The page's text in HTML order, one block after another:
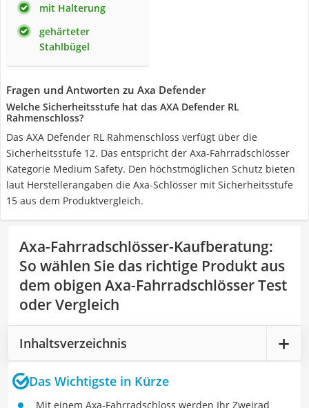
mit Halterung
gehärteter
Stahlbügel
Fragen und Antworten zu Axa Defender
Welche Sicherheitsstufe hat das AXA Defender RL
Rahmenschloss?
Das AXA Defender RL Rahmenschloss verfügt über die
Sicherheitsstufe 12. Das entspricht der Axa-Fahrradschlösser
Kategorie Medium Safety. Den höchstmöglichen Schutz bieten
laut Herstellerangaben die Axa-Schlösser mit Sicherheitsstufe
15 aus dem Produktvergleich.
Axa-Fahrradschlösser-Kaufberatung:
So wählen Sie das richtige Produkt aus
dem obigen Axa-Fahrradschlösser Test
oder Vergleich
Inhaltsverzeichnis
Das Wichtigste in Kürze
Mit einem Axa-Fahrradschloss werden Ihr Zweirad